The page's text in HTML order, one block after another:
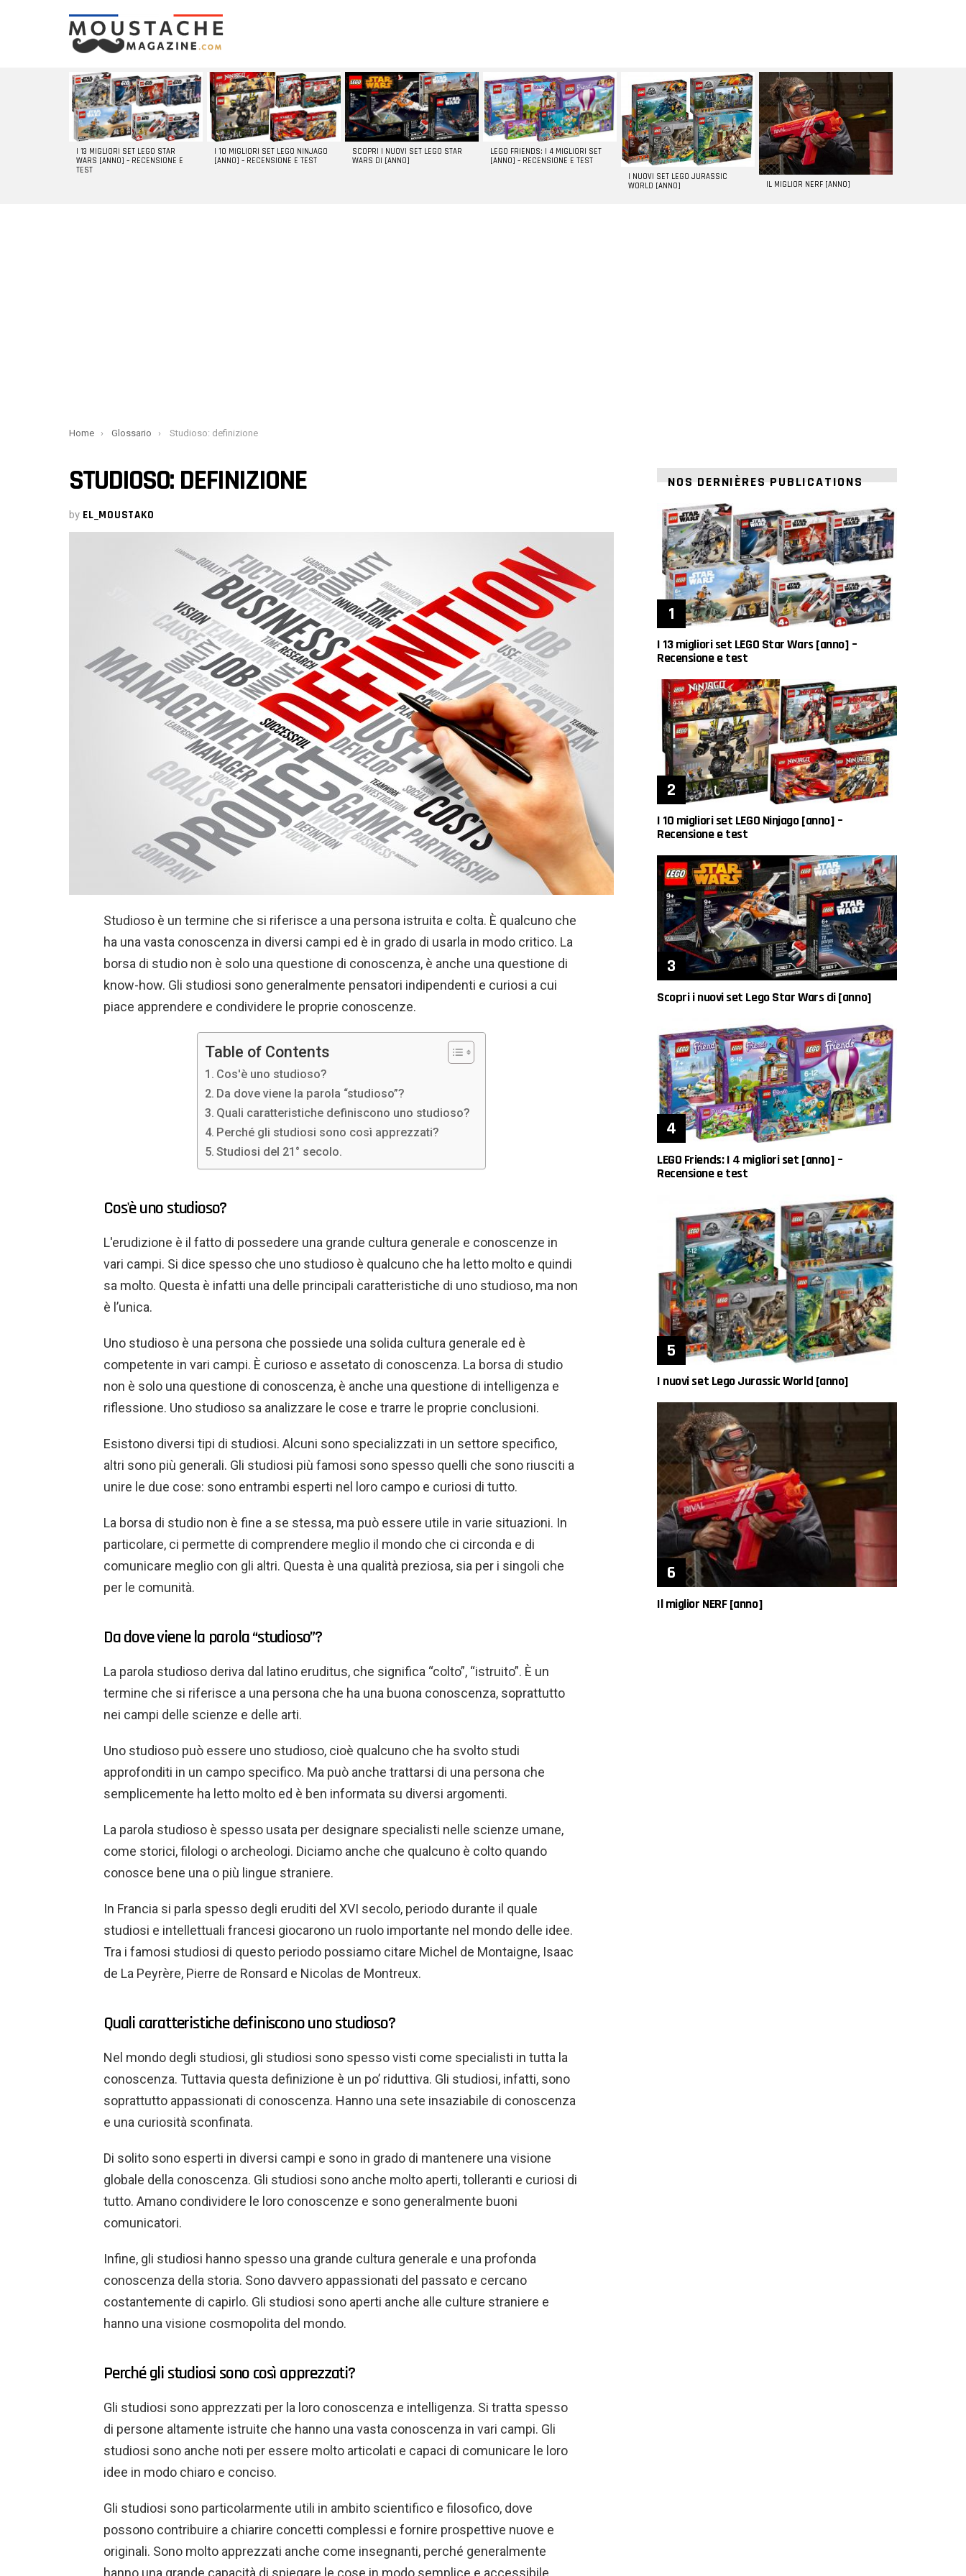
LATEST
STORIES
I 13 MIGLIORI SET LEGO STAR
WARS [ANNO] – RECENSIONE E
TEST
I 10 MIGLIORI SET LEGO NINJAGO
[ANNO] – RECENSIONE E TEST
SCOPRI I NUOVI SET LEGO STAR
WARS DI [ANNO]
LEGO FRIENDS: I 4 MIGLIORI SET
[ANNO] – RECENSIONE E TEST
I NUOVI SET LEGO JURASSIC
WORLD [ANNO]
IL MIGLIOR NERF [ANNO]
You are here:
Home Glossario Studioso: definizione
STUDIOSO: DEFINIZIONE
by EL_MOUSTAKO
Studioso è un termine che si riferisce a una persona istruita e colta. È qualcuno che
ha una vasta conoscenza in diversi campi ed è in grado di usarla in modo critico. La
borsa di studio non è solo una questione di conoscenza, è anche una questione di
know-how. Gli studiosi sono generalmente pensatori indipendenti e curiosi a cui
piace apprendere e condividere le proprie conoscenze.
Table of Contents
Cos'è uno studioso?
Da dove viene la parola “studioso”?
Quali caratteristiche definiscono uno studioso?
Perché gli studiosi sono così apprezzati?
Studiosi del 21° secolo.
Cos'è uno studioso?
L'erudizione è il fatto di possedere una grande cultura generale e conoscenze in
vari campi. Si dice spesso che uno studioso è qualcuno che ha letto molto e quindi
sa molto. Questa è infatti una delle principali caratteristiche di uno studioso, ma non
è l’unica.
Uno studioso è una persona che possiede una solida cultura generale ed è
competente in vari campi. È curioso e assetato di conoscenza. La borsa di studio
non è solo una questione di conoscenza, è anche una questione di intelligenza e
riflessione. Uno studioso sa analizzare le cose e trarre le proprie conclusioni.
Esistono diversi tipi di studiosi. Alcuni sono specializzati in un settore specifico,
altri sono più generali. Gli studiosi più famosi sono spesso quelli che sono riusciti a
unire le due cose: sono entrambi esperti nel loro campo e curiosi di tutto.
La borsa di studio non è fine a se stessa, ma può essere utile in varie situazioni. In
particolare, ci permette di comprendere meglio il mondo che ci circonda e di
comunicare meglio con gli altri. Questa è una qualità preziosa, sia per i singoli che
per le comunità.
Da dove viene la parola “studioso”?
La parola studioso deriva dal latino eruditus, che significa “colto”, “istruito”. È un
termine che si riferisce a una persona che ha una buona conoscenza, soprattutto
nei campi delle scienze e delle arti.
Uno studioso può essere uno studioso, cioè qualcuno che ha svolto studi
approfonditi in un campo specifico. Ma può anche trattarsi di una persona che
semplicemente ha letto molto ed è ben informata su diversi argomenti.
La parola studioso è spesso usata per designare specialisti nelle scienze umane,
come storici, filologi o archeologi. Diciamo anche che qualcuno è colto quando
conosce bene una o più lingue straniere.
In Francia si parla spesso degli eruditi del XVI secolo, periodo durante il quale
studiosi e intellettuali francesi giocarono un ruolo importante nel mondo delle idee.
Tra i famosi studiosi di questo periodo possiamo citare Michel de Montaigne, Isaac
de La Peyrère, Pierre de Ronsard e Nicolas de Montreux.
Quali caratteristiche definiscono uno studioso?
Nel mondo degli studiosi, gli studiosi sono spesso visti come specialisti in tutta la
conoscenza. Tuttavia questa definizione è un po’ riduttiva. Gli studiosi, infatti, sono
soprattutto appassionati di conoscenza. Hanno una sete insaziabile di conoscenza
e una curiosità sconfinata.
Di solito sono esperti in diversi campi e sono in grado di mantenere una visione
globale della conoscenza. Gli studiosi sono anche molto aperti, tolleranti e curiosi di
tutto. Amano condividere le loro conoscenze e sono generalmente buoni
comunicatori.
Infine, gli studiosi hanno spesso una grande cultura generale e una profonda
conoscenza della storia. Sono davvero appassionati del passato e cercano
costantemente di capirlo. Gli studiosi sono aperti anche alle culture straniere e
hanno una visione cosmopolita del mondo.
Perché gli studiosi sono così apprezzati?
Gli studiosi sono apprezzati per la loro conoscenza e intelligenza. Si tratta spesso
di persone altamente istruite che hanno una vasta conoscenza in vari campi. Gli
studiosi sono anche noti per essere molto articolati e capaci di comunicare le loro
idee in modo chiaro e conciso.
Gli studiosi sono particolarmente utili in ambito scientifico e filosofico, dove
possono contribuire a chiarire concetti complessi e fornire prospettive nuove e
originali. Sono molto apprezzati anche come insegnanti, perché generalmente
hanno una grande capacità di spiegare le cose in modo semplice e accessibile.
NOS DERNIÈRES PUBLICATIONS
I 13 migliori set LEGO Star Wars [anno] –
Recensione e test
I 10 migliori set LEGO Ninjago [anno] –
Recensione e test
Scopri i nuovi set Lego Star Wars di [anno]
LEGO Friends: I 4 migliori set [anno] –
Recensione e test
I nuovi set Lego Jurassic World [anno]
Il miglior NERF [anno]